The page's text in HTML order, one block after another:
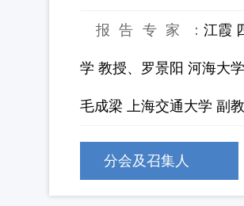
报告专家： 江霞
学 教授、罗景阳 河海大
毛成梁 上海交通大学 副
分会及召集人